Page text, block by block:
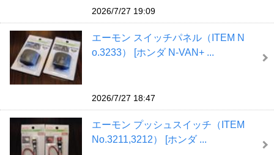
2026/7/27 19:09
エーモン スイッチパネル（ITEM N
o.3233） [ホンダ N-VAN+ ...
2026/7/27 18:47
エーモン プッシュスイッチ（ITEM
No.3211,3212） [ホンダ ...